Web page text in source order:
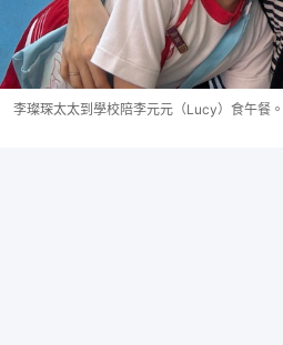
李璨琛太太到學校陪李元元（Lucy）食午餐